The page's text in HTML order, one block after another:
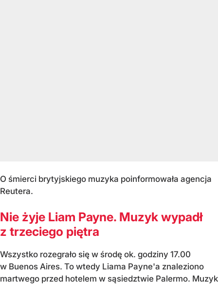
O śmierci brytyjskiego muzyka poinformowała agencja
Reutera.
Nie żyje Liam Payne. Muzyk wypadł
z trzeciego piętra
Wszystko rozegrało się w środę ok. godziny 17.00
w Buenos Aires. To wtedy Liama Payne'a znaleziono
martwego przed hotelem w sąsiedztwie Palermo. Muzyk